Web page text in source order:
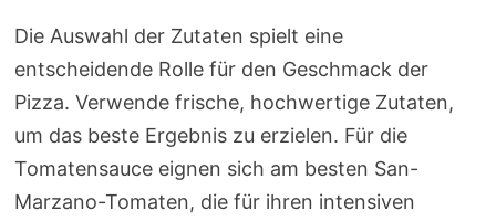
Die Auswahl der Zutaten spielt eine
entscheidende Rolle für den Geschmack der
Pizza. Verwende frische, hochwertige Zutaten,
um das beste Ergebnis zu erzielen. Für die
Tomatensauce eignen sich am besten San-
Marzano-Tomaten, die für ihren intensiven